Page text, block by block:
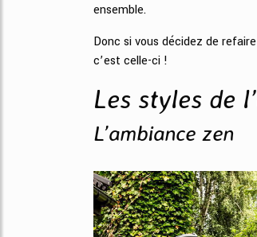
ensemble.
Donc si vous décidez de
c’est celle-ci !
Les styles de
L’ambiance zen